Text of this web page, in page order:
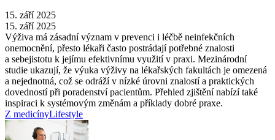
15. září 2025
15. září 2025
Výživa má zásadní význam v prevenci i léčbě neinfekčních
onemocnění, přesto lékaři často postrádají potřebné znalosti
a sebejistotu k jejímu efektivnímu využití v praxi. Mezinárodní
studie ukazují, že výuka výživy na lékařských fakultách je omezená
a nejednotná, což se odráží v nízké úrovni znalostí a praktických
dovedností při poradenství pacientům. Přehled zjištění nabízí také
inspiraci k systémovým změnám a příklady dobré praxe.
Z medicínyLifestyle